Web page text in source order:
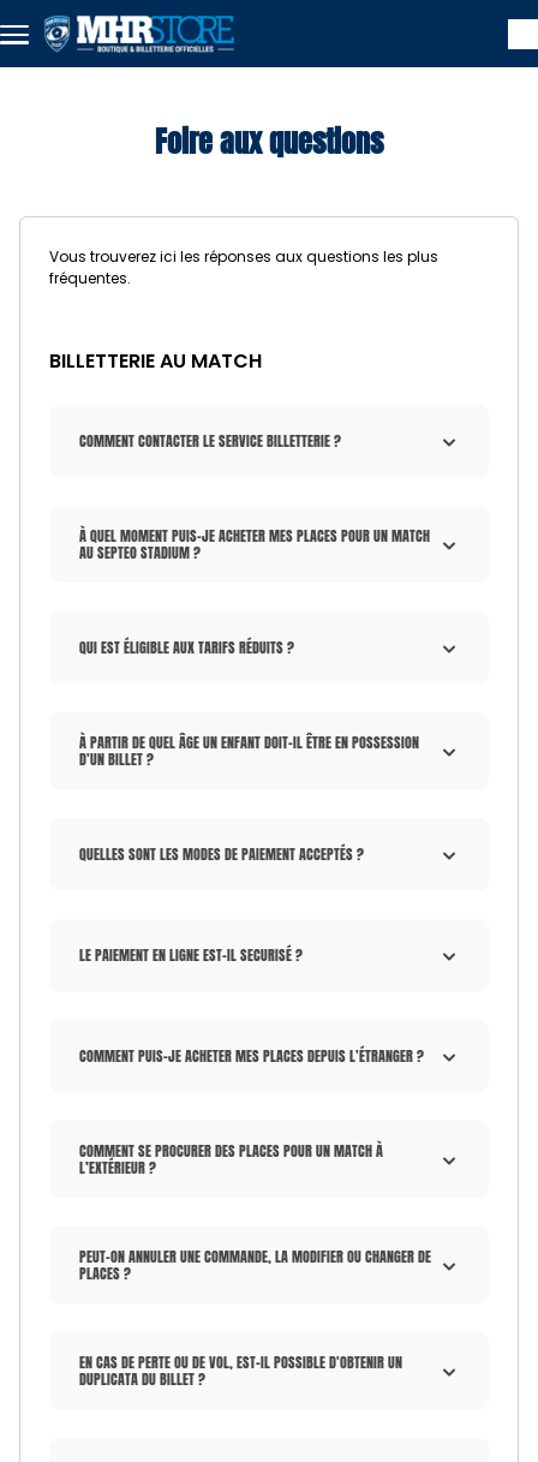
Aller au contenu principal
Foire aux questions
Vous trouverez ici les réponses aux questions les plus
fréquentes.
BILLETTERIE AU MATCH
COMMENT CONTACTER LE SERVICE BILLETTERIE ?
À QUEL MOMENT PUIS-JE ACHETER MES PLACES POUR UN MATCH
AU SEPTEO STADIUM ?
QUI EST ÉLIGIBLE AUX TARIFS RÉDUITS ?
À PARTIR DE QUEL ÂGE UN ENFANT DOIT-IL ÊTRE EN POSSESSION
D'UN BILLET ?
QUELLES SONT LES MODES DE PAIEMENT ACCEPTÉS ?
LE PAIEMENT EN LIGNE EST-IL SECURISÉ ?
COMMENT PUIS-JE ACHETER MES PLACES DEPUIS L'ÉTRANGER ?
COMMENT SE PROCURER DES PLACES POUR UN MATCH À
L’EXTÉRIEUR ?
PEUT-ON ANNULER UNE COMMANDE, LA MODIFIER OU CHANGER DE
PLACES ?
EN CAS DE PERTE OU DE VOL, EST-IL POSSIBLE D'OBTENIR UN
DUPLICATA DU BILLET ?